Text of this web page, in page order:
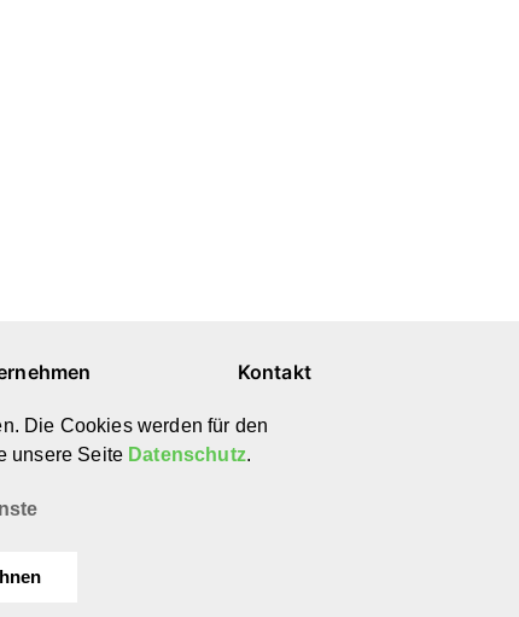
Kontakt
Instagram
Pinterest
Die Cookies werden für den
unsere Seite Datenschutz.